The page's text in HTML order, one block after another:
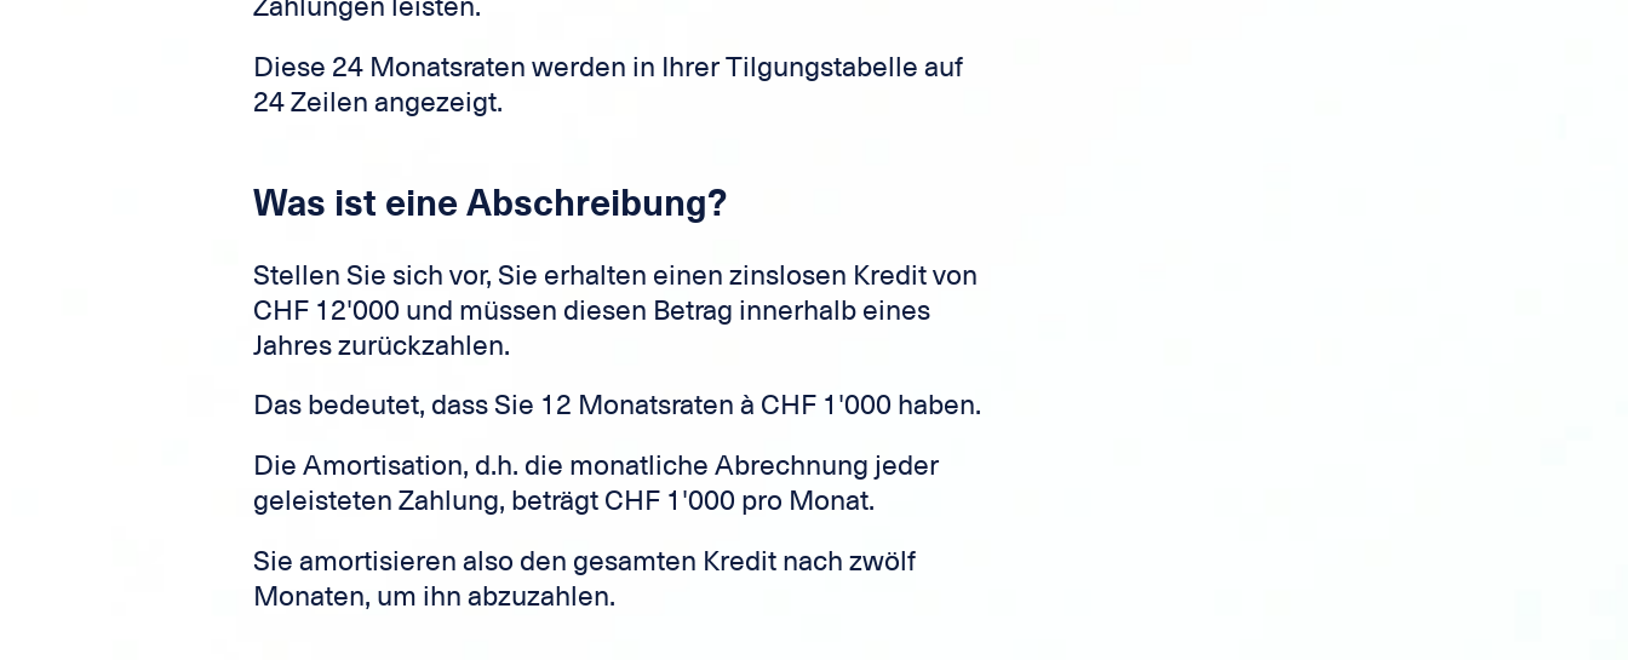
Diese 24 Monatsraten werden in Ihrer Tilgungstabelle auf
24 Zeilen angezeigt.
Was ist eine Abschreibung?
Stellen Sie sich vor, Sie erhalten einen zinslosen Kredit von
CHF 12'000 und müssen diesen Betrag innerhalb eines
Jahres zurückzahlen.
Das bedeutet, dass Sie 12 Monatsraten à CHF 1'000 haben.
Die Amortisation, d.h. die monatliche Abrechnung jeder
geleisteten Zahlung, beträgt CHF 1'000 pro Monat.
Sie amortisieren also den gesamten Kredit nach zwölf
Monaten, um ihn abzuzahlen.